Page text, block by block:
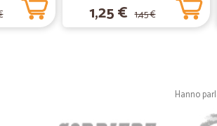
1,25 € 1,45 €
Hanno